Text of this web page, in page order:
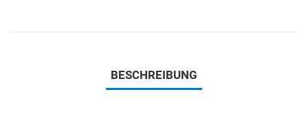
BESCHREIBUNG